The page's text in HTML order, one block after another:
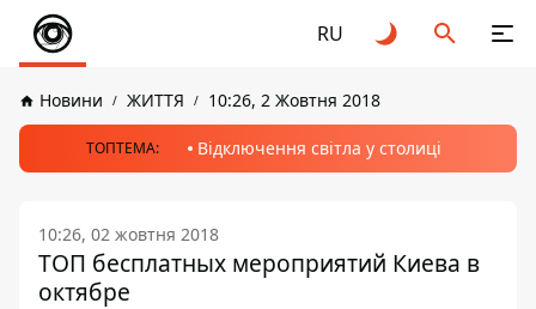
RU
Новини ЖИТТЯ 10:26, 2 Жовтня 2018
ТОПТЕМА: Відключення світла у столиці
10:26, 02 жовтня 2018
ТОП бесплатных мероприятий Киева в
октябре